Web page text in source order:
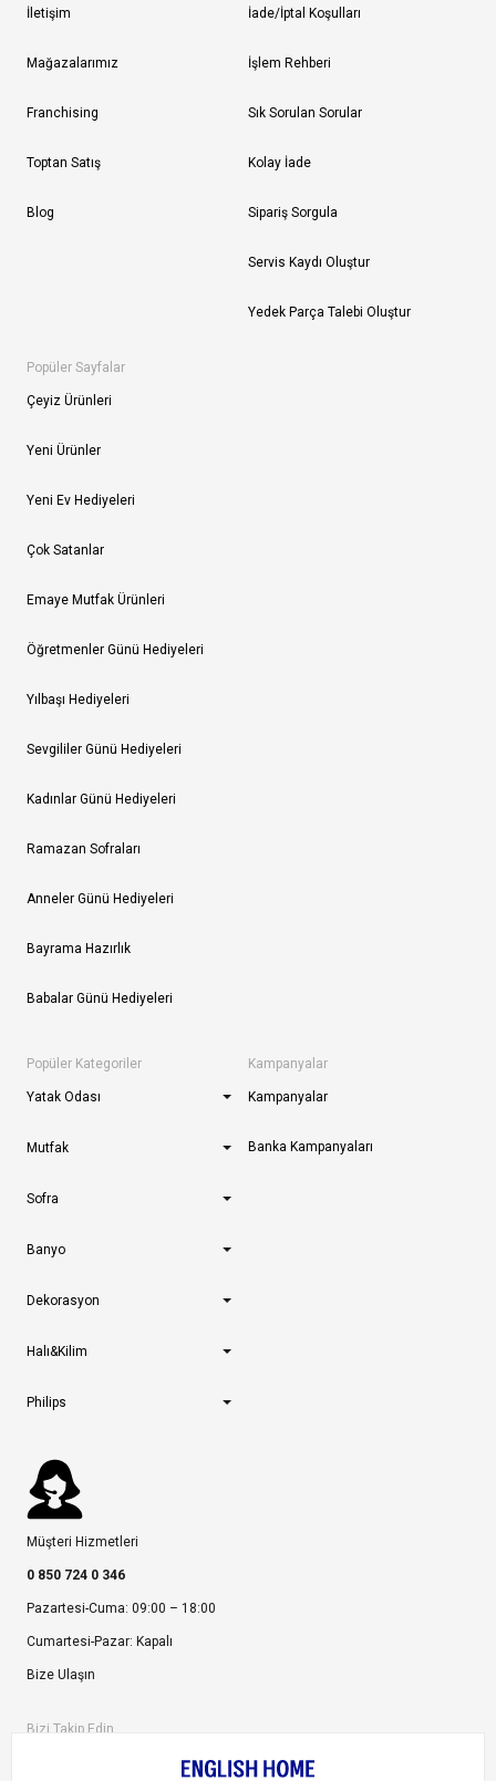
İletişim
Mağazalarımız
Franchising
Toptan Satış
Blog
İade/İptal Koşulları
İşlem Rehberi
Sık Sorulan Sorular
Kolay İade
Sipariş Sorgula
Servis Kaydı Oluştur
Yedek Parça Talebi Oluştur
Popüler Sayfalar
Çeyiz Ürünleri
Yeni Ürünler
Yeni Ev Hediyeleri
Çok Satanlar
Emaye Mutfak Ürünleri
Öğretmenler Günü Hediyeleri
Yılbaşı Hediyeleri
Sevgililer Günü Hediyeleri
Kadınlar Günü Hediyeleri
Ramazan Sofraları
Anneler Günü Hediyeleri
Bayrama Hazırlık
Babalar Günü Hediyeleri
Popüler Kategoriler
Yatak Odası
Mutfak
Sofra
Banyo
Dekorasyon
Halı&Kilim
Philips
Kampanyalar
Kampanyalar
Banka Kampanyaları
Müşteri Hizmetleri
0 850 724 0 346
Pazartesi-Cuma: 09:00 – 18:00
Cumartesi-Pazar: Kapalı
Bize Ulaşın
Bizi Takip Edin